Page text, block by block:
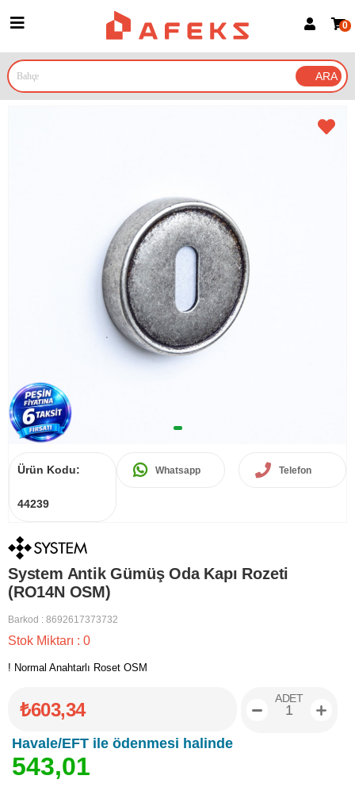
Google İle Bağlan
0
Ürün Kodu:
44239
Whatsapp Telefon
System Antik Gümüş Oda Kapı Rozeti
(RO14N OSM)
Barkod : 8692617373732
Stok Miktarı : 0
! Normal Anahtarlı Roset OSM
₺603,34
Havale/EFT ile ödenmesi halinde
543,01
ADET